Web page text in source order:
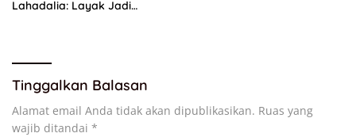
Lahadalia: Layak Jadi
Tinggalkan Balasan
Alamat email Anda tidak akan dipublikasikan. Ruas yang
wajib ditandai *